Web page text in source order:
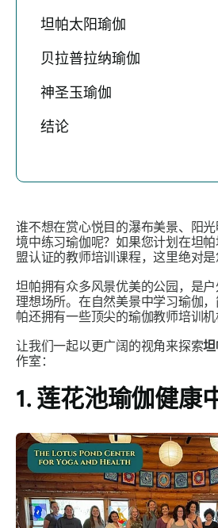
坦帕太阳瑜伽
贝拉普拉纳瑜伽
神圣玉瑜伽
结论
谁不想在赏心悦目的瀑布美景、阳
境中练习瑜伽呢？如果您计划在坦
盟认证的教师培训课程，这里绝对
坦帕拥有众多风景优美的公园，是
理想场所。在自然美景中学习瑜伽
帕还拥有一些顶尖的瑜伽教师培训
让我们一起以更广阔的视角来探索
作室：
1. 莲花池瑜伽健康